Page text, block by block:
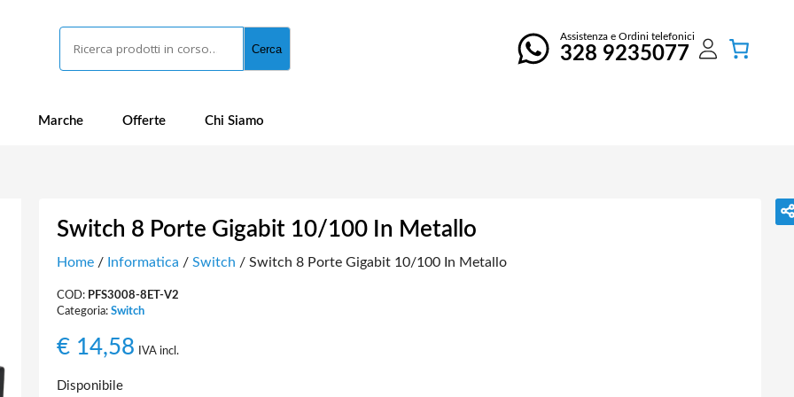
Cerca
Assistenza e Ordini telefonici
328 9235077
Marche Offerte Chi Siamo
Switch 8 Porte Gigabit 10/100 In Metallo
Home/ Informatica / Switch / Switch 8 Porte Gigabit 10/100 In Metallo
COD: PFS3008-8ET-V2
Categoria: Switch
€14,58 IVA incl.
Disponibile